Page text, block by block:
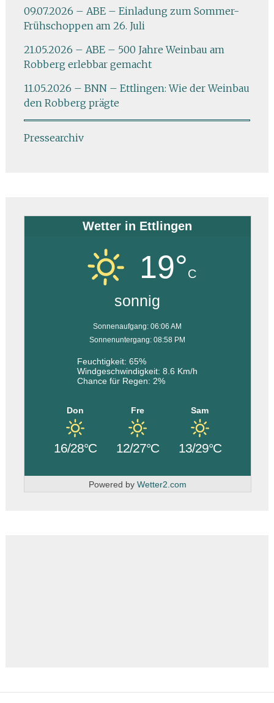
09.07.2026 – ABE – Einladung zum Sommer-
Frühschoppen am 26. Juli
21.05.2026 – ABE – 500 Jahre Weinbau am
Robberg erlebbar gemacht
11.05.2026 – BNN – Ettlingen: Wie der Weinbau
den Robberg prägte
Pressearchiv
Wetter in Ettlingen
19°C
sonnig
Sonnenaufgang: 06:06 AM
Sonnenuntergang: 08:58 PM
Feuchtigkeit: 65%
Windgeschwindigkeit: 8.6 Km/h
Chance für Regen: 2%
Don
16/28°C
Fre
12/27°C
Sam
13/29°C
Powered by Wetter2.com